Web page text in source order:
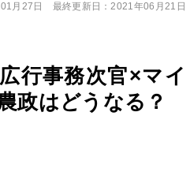
行事務次官×マイ
政はどうなる？
月27日 最終更新日：2021年06月21日